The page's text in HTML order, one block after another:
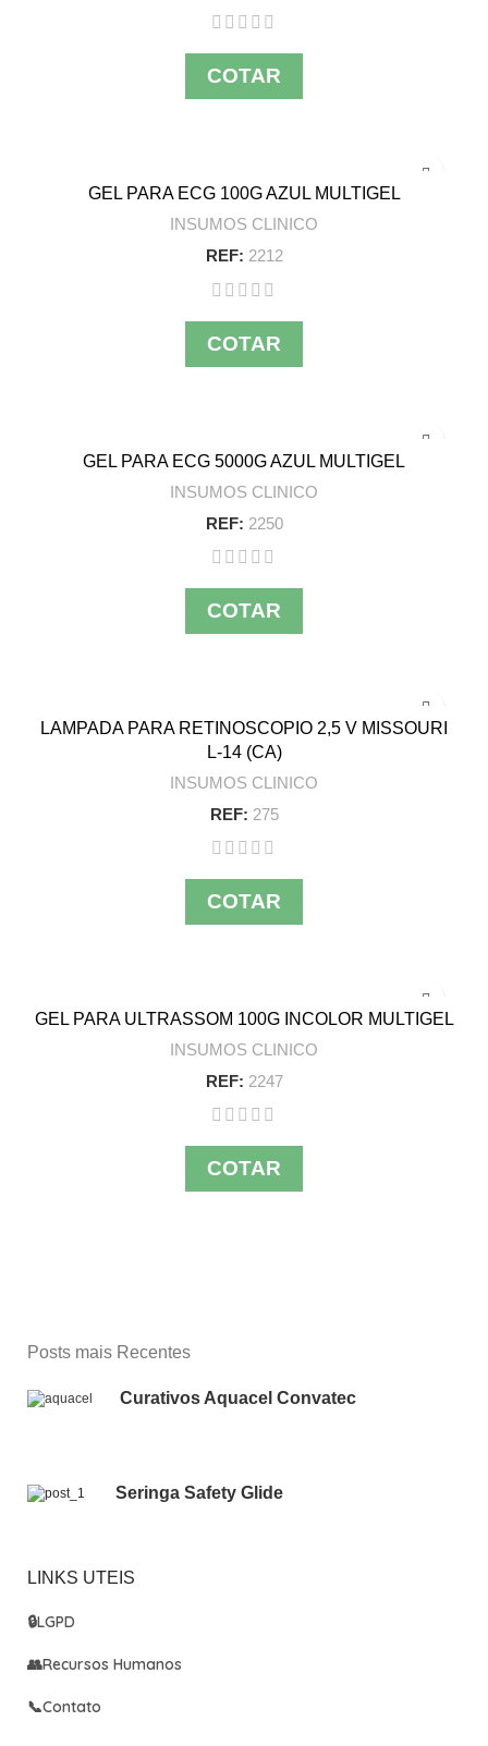
COTAR
GEL PARA ECG 100G AZUL MULTIGEL
INSUMOS CLINICO
REF: 2212
COTAR
GEL PARA ECG 5000G AZUL MULTIGEL
INSUMOS CLINICO
REF: 2250
COTAR
LAMPADA PARA RETINOSCOPIO 2,5 V MISSOURI
L-14 (CA)
INSUMOS CLINICO
REF: 275
COTAR
GEL PARA ULTRASSOM 100G INCOLOR MULTIGEL
INSUMOS CLINICO
REF: 2247
COTAR
Posts mais Recentes
Curativos Aquacel Convatec
Seringa Safety Glide
LINKS UTEIS
🔒LGPD
👥Recursos Humanos
📞Contato